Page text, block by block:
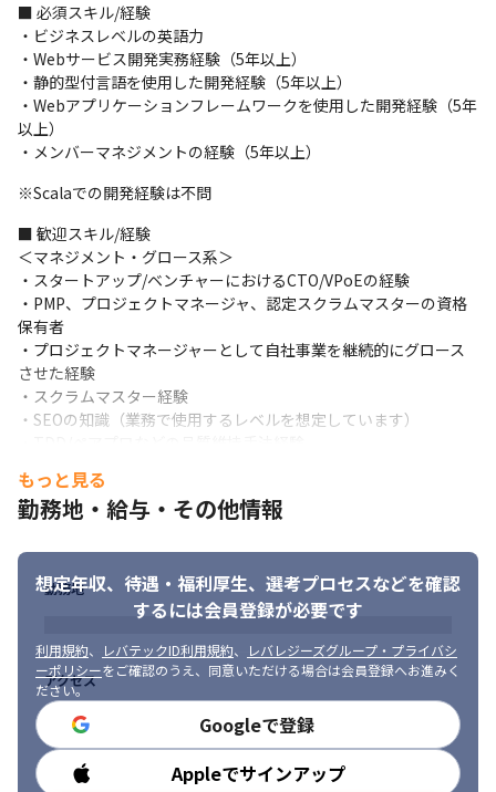
・フロントエンド：TypeScript/Angular/Svelte Kit
・バックエンド：Scala/Play Framework/Slick/Serverless
Framework/NestJS
・インフラ環境：Terraform/Docker/AWS（IAM Identity
Center、Cloudfront、ECS、Aurora、Redshift、
OpenSearch、Cloudwatch Cloudwatch Alerm、EventBridge、
WAF、Chatbotなど）
・開発支援：GitHub Actions/GitHub
Enterprise/Redash/Slack/JIRA/Confluence
■ この仕事の面白み、魅力
・ユーザーのフィードバックを基にした開発が行えます
・新規事業に積極的なので、新規開発を行えるチャンスが多いで
す
・Not縦割り組織、開発領域、業務領域の幅は自身で広げていけ
るため、裁量が大きいです
・複数プロダクトの開発ナレッジを積極的に共有する文化があ
り、開発プロセスが相乗的にブラッシュアップされる環境です
・インハウス体制で、プロダクト開発に必要な職種（営業、デザ
いるため、より深い議論が可能です
■ 必須スキル/経験
・ビジネスレベルの英語力
・Webサービス開発実務経験（5年以上）
・静的型付言語を使用した開発経験（5年以上）
・Webアプリケーションフレームワークを使用した開発経験（5年
以上）
・メンバーマネジメントの経験（5年以上）
※Scalaでの開発経験は不問
■ 歓迎スキル/経験
＜マネジメント・グロース系＞
・スタートアップ/ベンチャーにおけるCTO/VPoEの経験
・PMP、プロジェクトマネージャ、認定スクラムマスターの資格
保有者
・プロジェクトマネージャーとして自社事業を継続的にグロース
させた経験
・スクラムマスター経験
・SEOの知識（業務で使用するレベルを想定しています）
＜開発・実装系＞
・海外拠点におけるプロダクト開発経験
・状態管理ライブラリ+フロントエンドフレームワークを使用した
開発経験
・保守性とパフォーマンスを考慮したアプリケーション開発経験
・アプリケーションアーキテクチャ設計経験
・データベース設計/モデリングの経験
・パフォーマンスチューニングの経験
■ 求める人物像
・何事にも当事者意識を持って取り組める方
・ビジネス/チーム/自己の成長にコミットするマインドを持ってい
る方
もっと見る
勤務地・給与・その他情報
想定年収、待遇・福利厚生、 選考プロセスなどを確認
するには会員登録が必要です
利用規約、 レバテックID利用規約、
レバレジーズグループ・プライバシ
ーポリシーをご確認のうえ、同意いただける場合は会員登録へお進みく
ださい。
Googleで登録
Appleでサインアップ
勤務地
アクセス
勤務時間